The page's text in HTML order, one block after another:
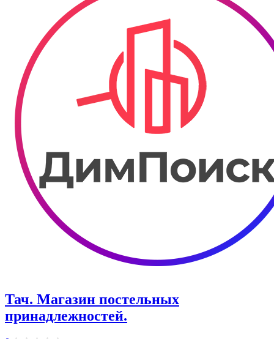
Тач. ​Магазин постельных
принадлежностей.